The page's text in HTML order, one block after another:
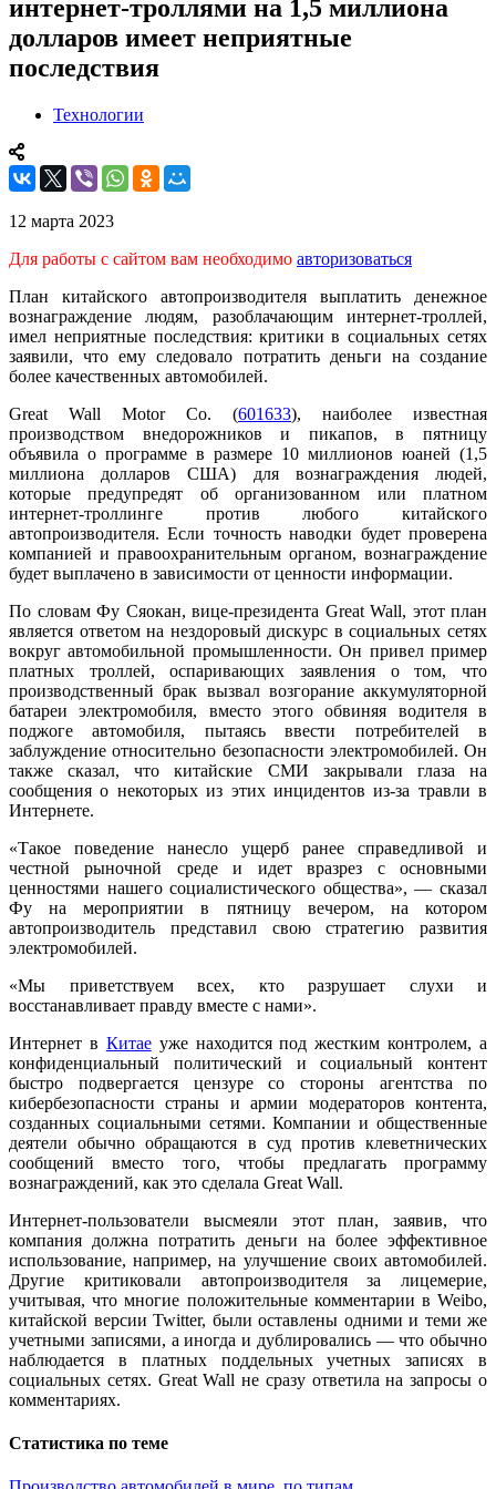
интернет-троллями на 1,5 миллиона
долларов имеет неприятные
последствия
Технологии
12 марта 2023
Для работы с сайтом вам необходимо авторизоваться
План китайского автопроизводителя выплатить денежное
вознаграждение людям, разоблачающим интернет-троллей,
имел неприятные последствия: критики в социальных сетях
заявили, что ему следовало потратить деньги на создание
более качественных автомобилей.
Great Wall Motor Co. (601633), наиболее известная
производством внедорожников и пикапов, в пятницу
объявила о программе в размере 10 миллионов юаней (1,5
миллиона долларов США) для вознаграждения людей,
которые предупредят об организованном или платном
интернет-троллинге против любого китайского
автопроизводителя. Если точность наводки будет проверена
компанией и правоохранительным органом, вознаграждение
будет выплачено в зависимости от ценности информации.
По словам Фу Сяокан, вице-президента Great Wall, этот план
является ответом на нездоровый дискурс в социальных сетях
вокруг автомобильной промышленности. Он привел пример
платных троллей, оспаривающих заявления о том, что
производственный брак вызвал возгорание аккумуляторной
батареи электромобиля, вместо этого обвиняя водителя в
поджоге автомобиля, пытаясь ввести потребителей в
заблуждение относительно безопасности электромобилей. Он
также сказал, что китайские СМИ закрывали глаза на
сообщения о некоторых из этих инцидентов из-за травли в
Интернете.
«Такое поведение нанесло ущерб ранее справедливой и
честной рыночной среде и идет вразрез с основными
ценностями нашего социалистического общества», — сказал
Фу на мероприятии в пятницу вечером, на котором
автопроизводитель представил свою стратегию развития
электромобилей.
«Мы приветствуем всех, кто разрушает слухи и
восстанавливает правду вместе с нами».
Интернет в Китаеуже находится под жестким контролем, а
конфиденциальный политический и социальный контент
быстро подвергается цензуре со стороны агентства по
кибербезопасности страны и армии модераторов контента,
созданных социальными сетями. Компании и общественные
деятели обычно обращаются в суд против клеветнических
сообщений вместо того, чтобы предлагать программу
вознаграждений, как это сделала Great Wall.
Интернет-пользователи высмеяли этот план, заявив, что
компания должна потратить деньги на более эффективное
использование, например, на улучшение своих автомобилей.
Другие критиковали автопроизводителя за лицемерие,
учитывая, что многие положительные комментарии в Weibo,
китайской версии Twitter, были оставлены одними и теми же
учетными записями, а иногда и дублировались — что обычно
наблюдается в платных поддельных учетных записях в
социальных сетях. Great Wall не сразу ответила на запросы о
комментариях.
Статистика по теме